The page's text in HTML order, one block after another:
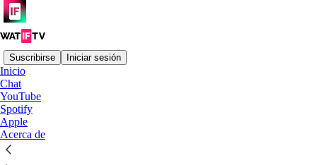
Suscribirse Iniciar sesión
Inicio
Chat
YouTube
Spotify
Apple
Acerca de